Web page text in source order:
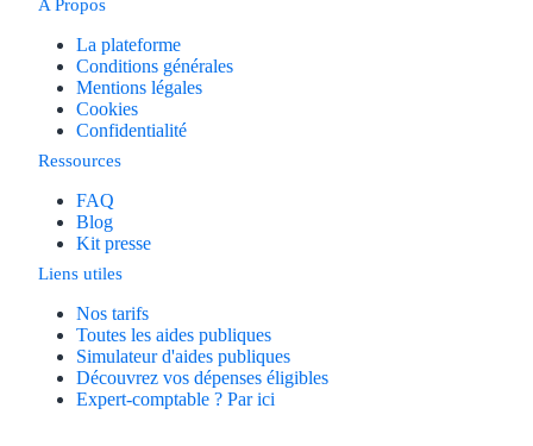
A Propos
La plateforme
Conditions générales
Mentions légales
Cookies
Confidentialité
Ressources
FAQ
Blog
Kit presse
Liens utiles
Nos tarifs
Toutes les aides publiques
Simulateur d'aides publiques
Découvrez vos dépenses éligibles
Expert-comptable ? Par ici